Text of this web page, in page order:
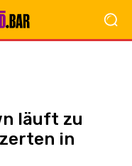
läuft zu
in